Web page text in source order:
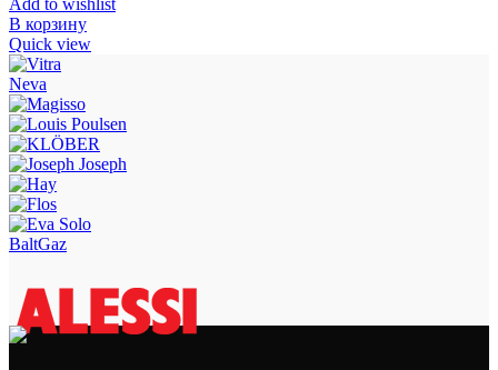
Add to wishlist
В корзину
Quick view
Neva
BaltGaz